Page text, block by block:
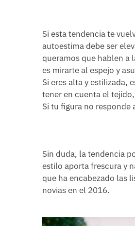
Si esta tendencia te
autoestima debe ser
queramos que hablen a
es mirarte al espejo y
Si eres alta y estilizada,
tener en cuenta el
Si tu figura no responde
Sin duda, la tendencia
estilo aporta frescura y
que ha encabezado las
novias en el 2016.